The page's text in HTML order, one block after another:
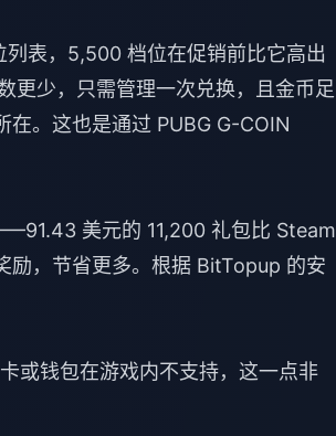
表，5,500 档位在促销前比它高出
少，只需管理一次兑换，且金币足
在。这也是通过 PUBG G-COIN
美元的 11,200 礼包比 Steam
励，节省更多。根据 BitTopup 的安
或钱包在游戏内不支持，这一点非